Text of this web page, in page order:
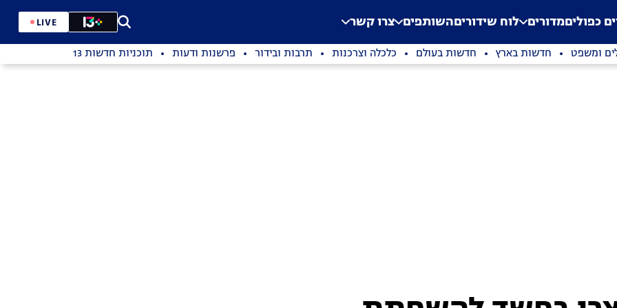
Application error: a
. כפוליםמדורים לוח שידוריםהשותפים צרו קשר LIVE
ומשפט חדשות בארץ חדשות בעולם כלכלה וצרכנות תרבות ובידור פרשנות ודעות תוכניות חדשות 13